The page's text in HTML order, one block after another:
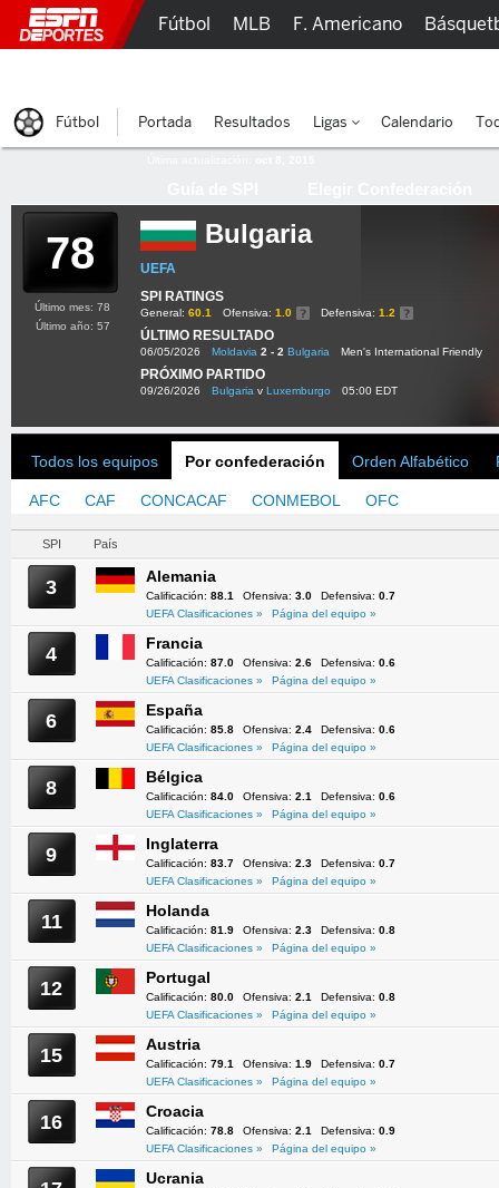
78 Bulgaria
UEFA
SPI RATINGS
General: 60.1 Ofensiva: 1.0 Defensiva: 1.2
ÚLTIMO RESULTADO
06/05/2026 Moldavia 2 - 2 Bulgaria Men's International Friendly
PRÓXIMO PARTIDO
09/26/2026 Bulgaria v Luxemburgo 05:00 EDT
Último mes: 78
Último año: 57
Todos los equipos Por confederación Orden Alfabético
AFC CAF CONCACAF CONMEBOL OFC
SPI País
3 Alemania
Calificación: 88.1 Ofensiva: 3.0 Defensiva: 0.7
UEFA Clasificaciones »
Página del equipo »
4 Francia
Calificación: 87.0 Ofensiva: 2.6 Defensiva: 0.6
UEFA Clasificaciones »
Página del equipo »
6 España
Calificación: 85.8 Ofensiva: 2.4 Defensiva: 0.6
UEFA Clasificaciones »
Página del equipo »
8 Bélgica
Calificación: 84.0 Ofensiva: 2.1 Defensiva: 0.6
UEFA Clasificaciones »
Página del equipo »
9 Inglaterra
Calificación: 83.7 Ofensiva: 2.3 Defensiva: 0.7
UEFA Clasificaciones »
Página del equipo »
11 Holanda
Calificación: 81.9 Ofensiva: 2.3 Defensiva: 0.8
UEFA Clasificaciones »
Página del equipo »
12 Portugal
Calificación: 80.0 Ofensiva: 2.1 Defensiva: 0.8
UEFA Clasificaciones »
Página del equipo »
15 Austria
Calificación: 79.1 Ofensiva: 1.9 Defensiva: 0.7
UEFA Clasificaciones »
Página del equipo »
16 Croacia
Calificación: 78.8 Ofensiva: 2.1 Defensiva: 0.9
UEFA Clasificaciones »
Página del equipo »
Ucrania
Fútbol MLB F. Americano
Fútbol Portada Resultados Ligas Calendario